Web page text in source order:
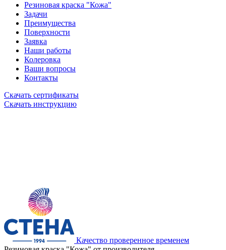
Резиновая краска "Кожа"
Задачи
Преимущества
Поверхности
Заявка
Наши работы
Колеровка
Ваши вопросы
Контакты
Скачать сертификаты
Скачать инструкцию
Качество проверенное временем